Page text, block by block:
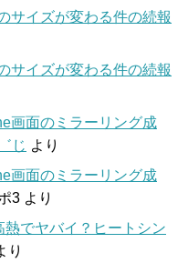
サイズが変わる件の続報
サイズが変わる件の続報
画面のミラーリング成
じ より
画面のミラーリング成
3 より
でヤバイ？ヒートシン
り